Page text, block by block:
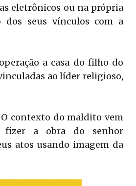
eletrônicos ou na própria
dos seus vínculos com a
a casa do filho do
ao líder religioso,
contexto do maldito vem
fizer a obra do senhor
atos usando imagem da